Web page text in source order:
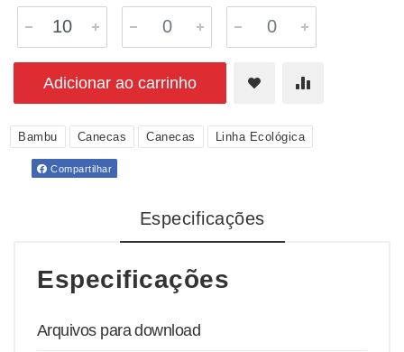
Adicionar ao carrinho
Bambu Canecas Canecas Linha Ecológica
Compartilhar
Especificações
Especificações
Arquivos para download